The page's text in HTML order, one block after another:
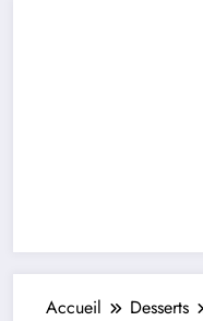
Accueil Desserts